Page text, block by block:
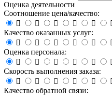
Оценка деятельности
Соотношение цена/качество:

   
Качество оказанных услуг:

   
Оценка персонала:

   
Скорость выполнения заказа:

   
Качество обратной связи: